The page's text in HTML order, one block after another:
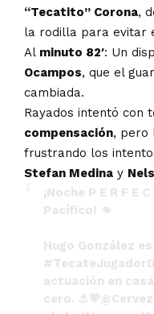
“Tecatito” Corona,
la rodilla para evitar
Al minuto 82′: Un
Ocampos, que el
cambiada.
Rayados intentó con
compensación, pero
frustrando los
Stefan Medina y
¡Noche P E R F E
Pacífico! 👊
Hugo González
actuación en
cero. ⚓️💜